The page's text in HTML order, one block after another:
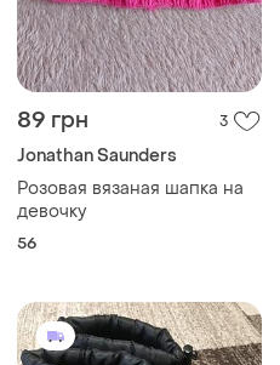
89 грн 3
Jonathan Saunders
Розовая вязаная шапка на
девочку
56